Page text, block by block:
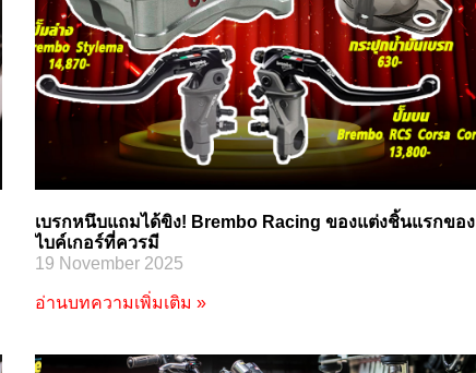
เบรกหนึบแถมได้ขิง! Brembo Racing ของแต่งชิ้นแรกของ
ไบค์เกอร์ที่ควรมี
19 November 2025
อ่านบทความเพิ่มเติม »